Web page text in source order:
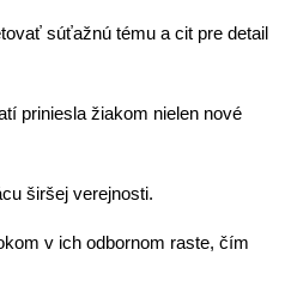
súťažnú tému a cit pre detail
priniesla žiakom nielen nové
širšej verejnosti.
v ich odbornom raste, čím